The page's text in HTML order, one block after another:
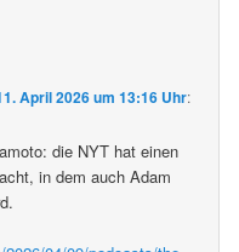
April 2026 um 13:16 Uhr:
die NYT hat einen
in dem auch Adam